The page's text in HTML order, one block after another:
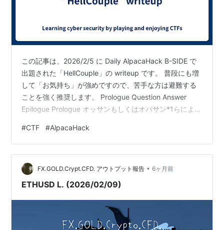
この記事は、2026/2/5 に Daily AlpacaHack B-SIDE で
出題された「HellCouple」の writeup です。 普段にも増
して「お気持ち」が強めですので、苦手な方は避難する
ことを強く推奨します。 Prologue Question Answer
Epilogue Prologue オッサンもしくはオバサン*1らによる
お許し願いたいと思います。 ーー 昔（高校生の頃）、よ
くこんなことを思っていた。 COUPLE を見ると、MALE
の方はチャラくて下品な奴ばかり 「嘘つき」「不誠実」
「ルール無視」「後出しじゃんけ…
#CTF #AlpacaHack
FX.GOLD.Crypt.CFD. アウトプット報告 • 6ヶ月前
ETHUSD L. (2026/02/09)